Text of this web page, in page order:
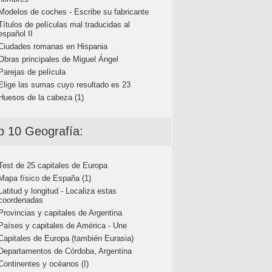
de coches - Escribe su fabricante
de películas mal traducidas al
II
romanas en Hispania
principales de Miguel Ángel
de película
las sumas cuyo resultado es 23
de la cabeza (1)
10 Geografía:
de 25 capitales de Europa
físico de España (1)
y longitud - Localiza estas
y capitales de Argentina
y capitales de América - Une
de Europa (también Eurasia)
de Córdoba, Argentina
y océanos (I)